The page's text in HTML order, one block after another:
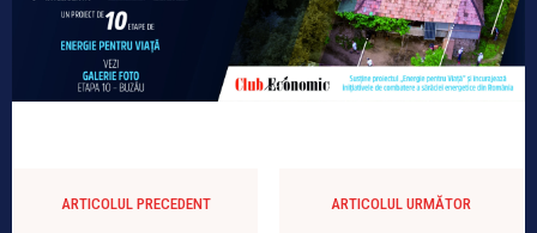
ARTICOLUL PRECEDENT ARTICOLUL URMĂTOR